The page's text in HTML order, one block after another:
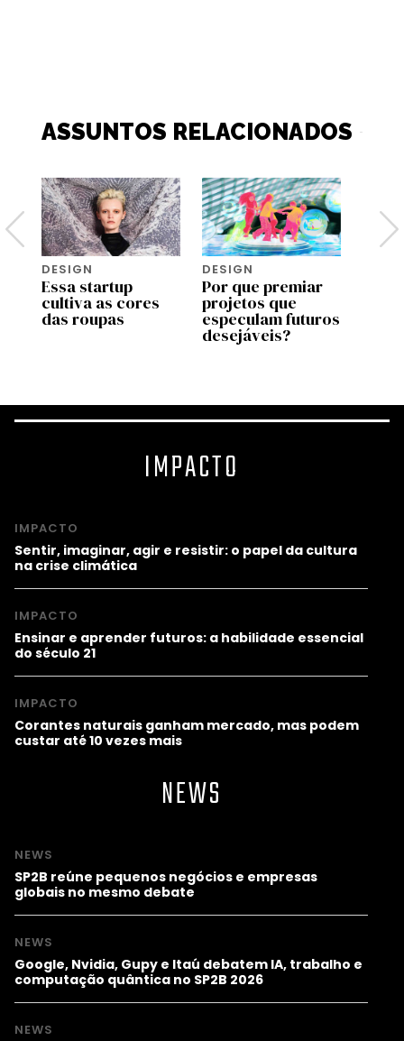
ASSUNTOS RELACIONADOS
DESIGN
Essa startup
cultiva as cores
das roupas
DESIGN
Por que premiar
projetos que
especulam futuros
desejáveis?
IMPACTO
IMPACTO
Sentir, imaginar, agir e resistir: o papel da cultura
na crise climática
IMPACTO
Ensinar e aprender futuros: a habilidade essencial
do século 21
IMPACTO
Corantes naturais ganham mercado, mas podem
custar até 10 vezes mais
NEWS
NEWS
SP2B reúne pequenos negócios e empresas
globais no mesmo debate
NEWS
Google, Nvidia, Gupy e Itaú debatem IA, trabalho e
computação quântica no SP2B 2026
NEWS